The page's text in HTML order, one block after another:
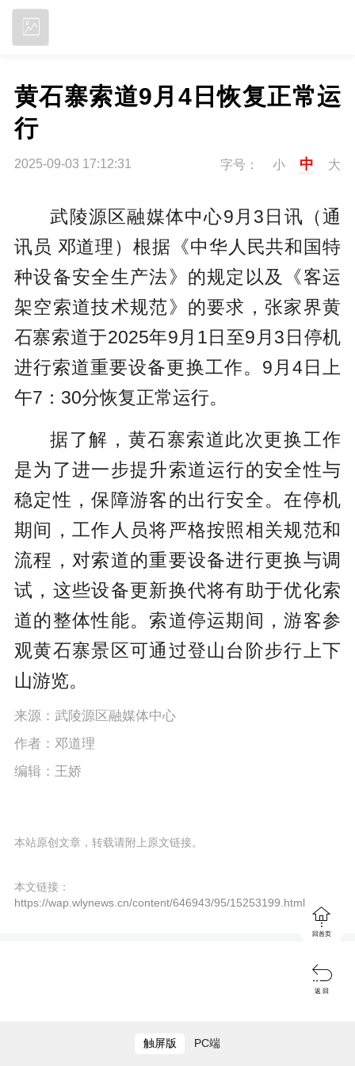
黄石寨索道9月4日恢复正常运
行
2025-09-03 17:12:31 字号： 小 中 大
武陵源区融媒体中心9月3日讯（通
讯员 邓道理）根据《中华人民共和国特
种设备安全生产法》的规定以及《客运
架空索道技术规范》的要求，张家界黄
石寨索道于2025年9月1日至9月3日停机
进行索道重要设备更换工作。9月4日上
午7：30分恢复正常运行。
据了解，黄石寨索道此次更换工作
是为了进一步提升索道运行的安全性与
稳定性，保障游客的出行安全。在停机
期间，工作人员将严格按照相关规范和
流程，对索道的重要设备进行更换与调
试，这些设备更新换代将有助于优化索
道的整体性能。索道停运期间，游客参
观黄石寨景区可通过登山台阶步行上下
山游览。
来源：武陵源区融媒体中心
作者：邓道理
编辑：王娇
本站原创文章，转载请附上原文链接。
本文链接：
https://wap.wlynews.cn/content/646943/95/15253199.html
触屏版 PC端

回首页

返 回